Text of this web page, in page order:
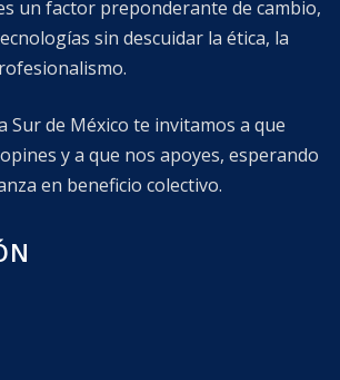
un factor preponderante de cambio,
sin descuidar la ética, la
Sur de México te invitamos a que
y a que nos apoyes, esperando
en beneficio colectivo.